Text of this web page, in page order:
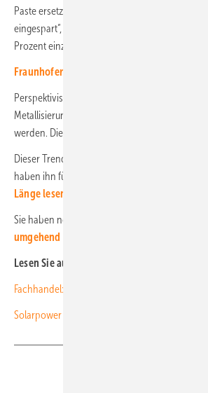
Paste ersetzt. „Damit haben wir bisher schon
eingespart“, rechnet Cosimo Gerardi vor.
Prozent einzusparen. Denn Silber ist sehr teuer.“
Fraunhofer ISE: Hersteller geben
Perspektivisch sollen Zellen und Module ohne
Metallisierung aus Kupfer soll über
werden. Die Kontaktfinger schrumpen auf unter
Dieser Trendreport erschien im Aprilheft der
haben ihn für Sie freigestellt.
Länge lesen.
Sie haben noch kein Abonnement?
umgehend an!
Lesen Sie auch:
Fachhandel: Lieferketten werden grün
Solarpower Europe befürchtet Rückgang des